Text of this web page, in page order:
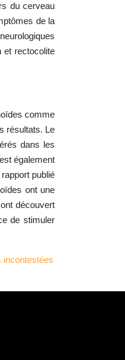
du cerveau
de la
et rectocolite
comme
résultats. Le
dans les
également
publié
ont une
découvert
de stimuler
incontestées